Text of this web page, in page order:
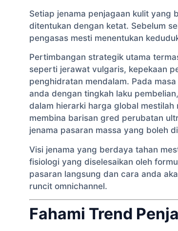
Setiap jenama penjagaan kulit yang
ditentukan dengan ketat. Sebelum
pengasas mesti menentukan
Pertimbangan strategik utama
seperti jerawat vulgaris, kepekaan
penghidratan mendalam. Pada
anda dengan tingkah laku
dalam hierarki harga global
membina barisan gred perubatan
jenama pasaran massa yang boleh
Visi jenama yang berdaya tahan
fisiologi yang diselesaikan oleh
pasaran langsung dan cara anda
runcit omnichannel.
Fahami Trend